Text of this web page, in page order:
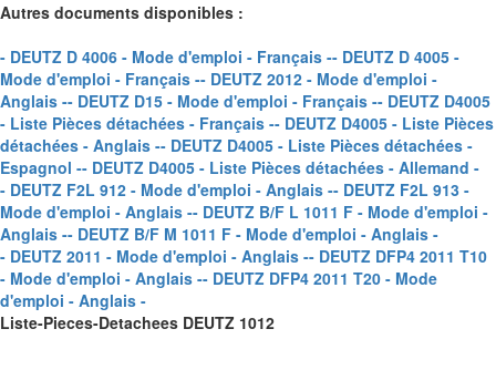
Autres documents disponibles :
- DEUTZ D 4006 - Mode d'emploi - Français -- DEUTZ D 4005 -
Mode d'emploi - Français -- DEUTZ 2012 - Mode d'emploi -
Anglais -- DEUTZ D15 - Mode d'emploi - Français -- DEUTZ D4005
- Liste Pièces détachées - Français -- DEUTZ D4005 - Liste Pièces
détachées - Anglais -- DEUTZ D4005 - Liste Pièces détachées -
Espagnol -- DEUTZ D4005 - Liste Pièces détachées - Allemand -
- DEUTZ F2L 912 - Mode d'emploi - Anglais -- DEUTZ F2L 913 -
Mode d'emploi - Anglais -- DEUTZ B/F L 1011 F - Mode d'emploi -
Anglais -- DEUTZ B/F M 1011 F - Mode d'emploi - Anglais -
- DEUTZ 2011 - Mode d'emploi - Anglais -- DEUTZ DFP4 2011 T10
- Mode d'emploi - Anglais -- DEUTZ DFP4 2011 T20 - Mode
d'emploi - Anglais -
Liste-Pieces-Detachees DEUTZ 1012